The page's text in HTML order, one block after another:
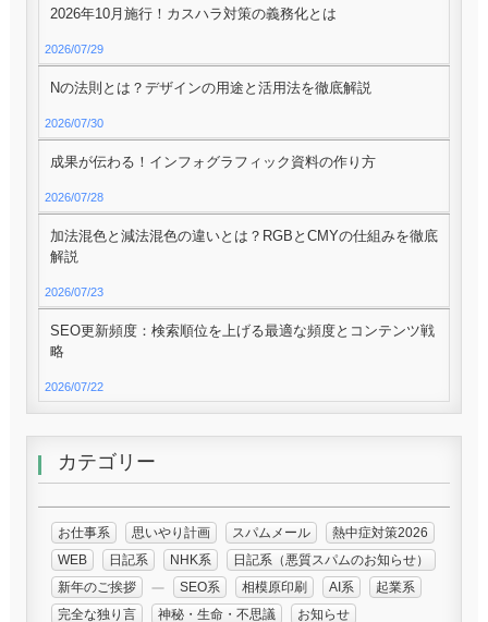
2026年10月施行！カスハラ対策の義務化とは
2026/07/29
Nの法則とは？デザインの用途と活用法を徹底解説
2026/07/30
成果が伝わる！インフォグラフィック資料の作り方
2026/07/28
加法混色と減法混色の違いとは？RGBとCMYの仕組みを徹底
解説
2026/07/23
SEO更新頻度：検索順位を上げる最適な頻度とコンテンツ戦
略
2026/07/22
カテゴリー
お仕事系 思いやり計画 スパムメール
熱中症対策2026
WEB
日記系 NHK系
日記系（悪質スパムのお知らせ）
新年のご挨拶
SEO系 相模原印刷 AI系
起業系
完全な独り言
神秘・生命・不思議
お知らせ